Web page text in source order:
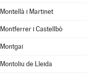
Montellà i Martinet
Montferrer i Castellbò
Montgai
Montoliu de Lleida